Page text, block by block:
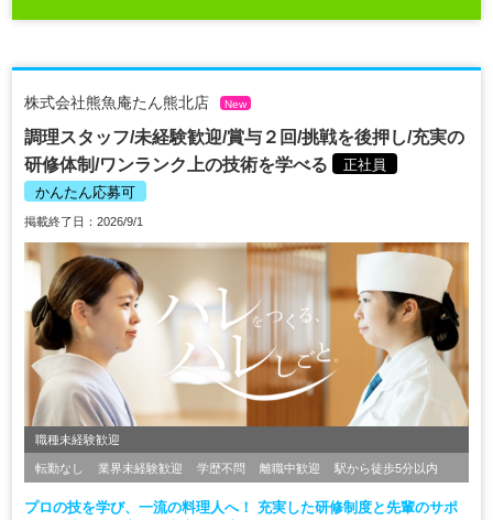
株式会社熊魚庵たん熊北店 New
調理スタッフ/未経験歓迎/賞与２回/挑戦を後押し/充実の
研修体制/ワンランク上の技術を学べる
正社員
かんたん応募可
掲載終了日：2026/9/1
職種未経験歓迎
転勤なし 業界未経験歓迎 学歴不問 離職中歓迎 駅から徒歩5分以内
プロの技を学び、一流の料理人へ！ 充実した研修制度と先輩のサポ